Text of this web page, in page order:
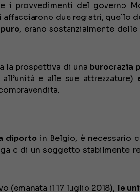
e i provvedimenti del governo
affacciarono due registri, quello
, erano sostanzialmente delle
la prospettiva di una burocrazia
e alle sue attrezzature)
diporto in Belgio, è necessario
o di un soggetto stabilmente
(emanata il 17 luglio 2018), le